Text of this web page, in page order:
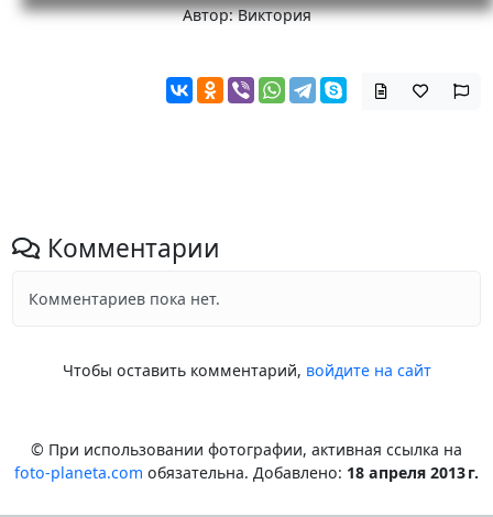
Автор: Виктория
Комментарии
Комментариев пока нет.
Чтобы оставить комментарий, войдите на сайт
© При использовании фотографии, активная ссылка на
foto-planeta.com обязательна. Добавлено: 18 апреля 2013 г.